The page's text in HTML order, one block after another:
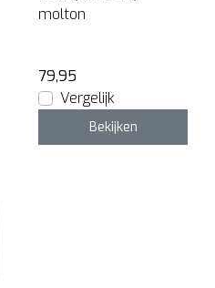
molton
79,95
Vergelijk
Bekijken